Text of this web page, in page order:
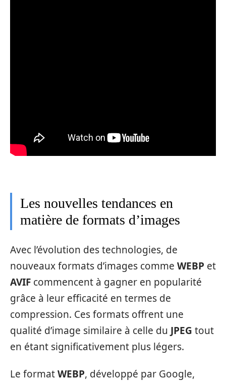
Les nouvelles tendances en
matière de formats d’images
Avec l’évolution des technologies, de
nouveaux formats d’images comme WEBP et
AVIF commencent à gagner en popularité
grâce à leur efficacité en termes de
compression. Ces formats offrent une
qualité d’image similaire à celle du JPEG tout
en étant significativement plus légers.
Le formatWEBP, développé par Google,